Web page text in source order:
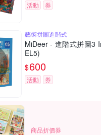
活動 券
藝術拼圖進階式
MiDeer - 進階式拼圖3
EL5)
$600
活動 券
商品折價券